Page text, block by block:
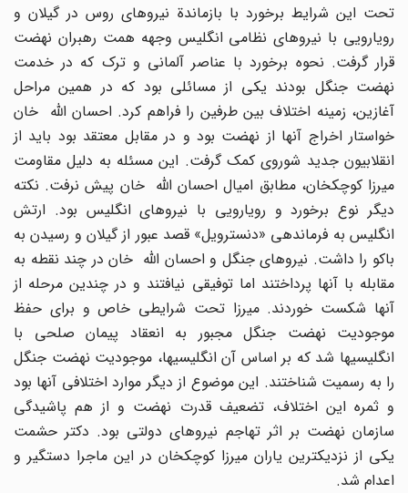
تحت این شرایط برخورد با بازماندة نیروهای روس در گیلان و
رویارویی با نیروهای نظامی انگلیس وجهه همت رهبران نهضت
قرار گرفت. نحوه برخورد با عناصر آلمانی و ترک که در خدمت
نهضت جنگل بودند یکی از مسائلی بود که در همین مراحل
آغازین، زمینه اختلاف بین طرفین را فراهم کرد. احسان الله خان
خواستار اخراج آنها از نهضت بود و در مقابل معتقد بود باید از
انقلابیون جدید شوروی کمک گرفت. این مسئله به دلیل مقاومت
میرزا کوچکخان، مطابق امیال احسان الله خان پیش نرفت. نکته
دیگر نوع برخورد و رویارویی با نیروهای انگلیس بود. ارتش
انگلیس به فرماندهی «دنسترویل» قصد عبور از گیلان و رسیدن به
باکو را داشت. نیروهای جنگل و احسان الله خان در چند نقطه به
مقابله با آنها پرداختند اما توفیقی نیافتند و در چندین مرحله از
آنها شکست خوردند. میرزا تحت شرایطی خاص و برای حفظ
موجودیت نهضت جنگل مجبور به انعقاد پیمان صلحی با
انگلیسیها شد که بر اساس آن انگلیسیها، موجودیت نهضت جنگل
را به رسمیت شناختند. این موضوع از دیگر موارد اختلافی آنها بود
و ثمره این اختلاف، تضعیف قدرت نهضت و از هم پاشیدگی
سازمان نهضت بر اثر تهاجم نیروهای دولتی بود. دکتر حشمت
یکی از نزدیکترین یاران میرزا کوچکخان در این ماجرا دستگیر و
اعدام شد.